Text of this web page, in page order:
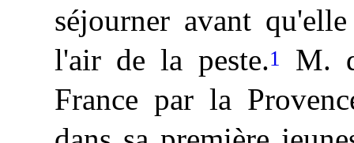
séjourner avant
l'air de la peste.1
M.
France par la